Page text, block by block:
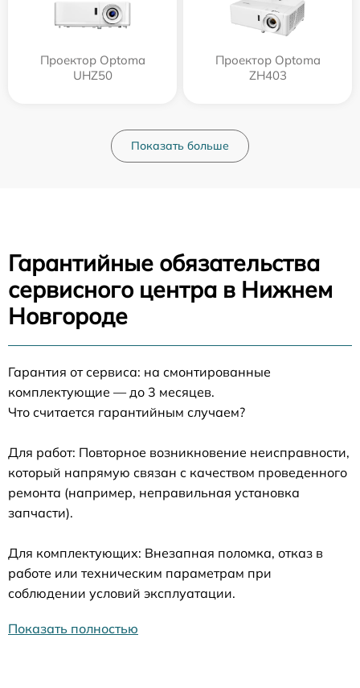
Проектор Optoma
UHZ50
Проектор Optoma
ZH403
Показать больше
Гарантийные обязательства
сервисного центра в Нижнем
Новгороде
Гарантия от сервиса: на смонтированные
комплектующие — до 3 месяцев.
Что считается гарантийным случаем?
Для работ: Повторное возникновение неисправности,
который напрямую связан с качеством проведенного
ремонта (например, неправильная установка
запчасти).
Для комплектующих: Внезапная поломка, отказ в
работе или техническим параметрам при
соблюдении условий эксплуатации.
Показать полностью